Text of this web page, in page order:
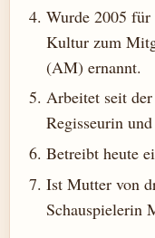
Wurde 2005 für
Kultur zum
(AM) ernannt.
Arbeitet seit
Regisseurin
Betreibt heute
Ist Mutter von
Schauspielerin